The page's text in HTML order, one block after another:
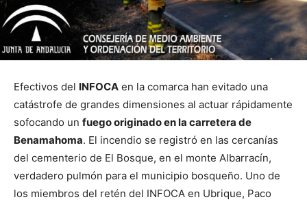
Efectivos del INFOCA en la comarca han evitado una
catástrofe de grandes dimensiones al actuar rápidamente
sofocando un fuego originado en la carretera de
Benamahoma. El incendio se registró en las cercanías
del cementerio de El Bosque, en el monte Albarracín,
verdadero pulmón para el municipio bosqueño. Uno de
los miembros del retén del INFOCA en Ubrique, Paco